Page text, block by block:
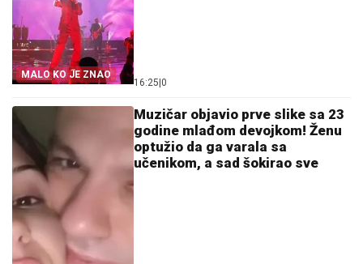
MALO KO JE ZNAO
16:25 0
Muzičar objavio prve slike sa 23
godine mlađom devojkom! Ženu
optužio da ga varala sa
učenikom, a sad šokirao sve